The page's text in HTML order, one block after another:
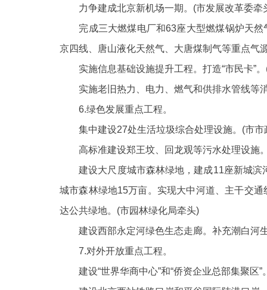
力争建成北京新机场一期。 (市发展改革委牵
完成三大燃煤电厂和63座大型燃煤锅炉天然
京四线、唐山液化天然气、大唐煤制气等重点气
实施信息基础设施提升工程。打造“市民卡”。
实施老旧热力、电力、燃气和供排水管线等消
6.绿色发展重点工程。
集中建设27处生活垃圾综合处理设施。(市
高标准建设郑王坟、回龙观等污水处理设施
建设大尺度城市森林绿地，建成11座新城滨
城市森林绿地15万亩。实现大中河道、主干交
达公共绿地。(市园林绿化局牵头)
建设西部永定河绿色生态走廊。补充潮白河
7.对外开放重点工程。
建设“世界华商中心”和“侨资企业总部集聚区”